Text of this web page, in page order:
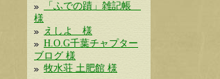
「ふでの蹟」雑記帳
様
えしよ 様
H.O.G千葉チャプター
ブログ 様
牧水荘 土肥館 様